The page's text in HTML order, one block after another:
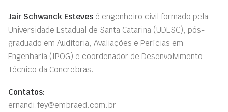
Jair Schwanck Esteves é engenheiro civil formado pela
Universidade Estadual de Santa Catarina (UDESC), pós-
graduado em Auditoria, Avaliações e Perícias em
Engenharia (IPOG) e coordenador de Desenvolvimento
Técnico da Concrebras.
Contatos:
ernandi.fey@embraed.com.br